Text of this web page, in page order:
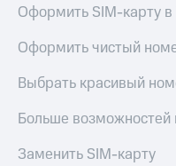
Оформить SIM-карту в
Оформить чистый
Выбрать красивый
Больше
Заменить SIM-карту